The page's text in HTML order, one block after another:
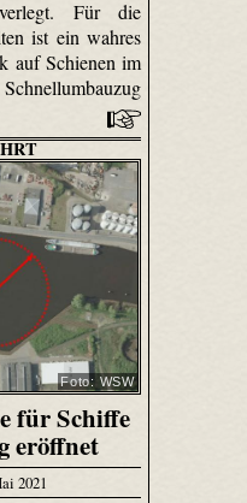
Für die
ist ein wahres
auf Schienen im
Foto: WSW
für Schiffe
eröffnet
2021